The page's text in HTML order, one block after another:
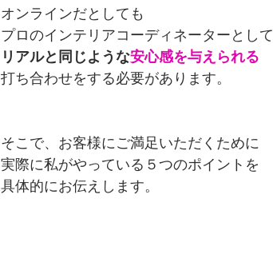
オンラインだとしても
プロのインテリアコーディネーターとして
リアルと同じような安心感を与えられる
打ち合わせをする必要があります。
そこで、お客様にご満足いただくために
実際に私がやっている５つのポイントを
具体的にお伝えします。